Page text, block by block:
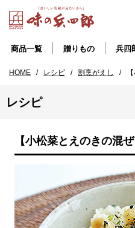
商品一覧 贈りもの 兵四
HOME / レシピ / 割烹がえし /
レシピ
【小松菜とえのきの混